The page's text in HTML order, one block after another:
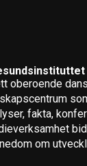
oberoende
fakta,
om